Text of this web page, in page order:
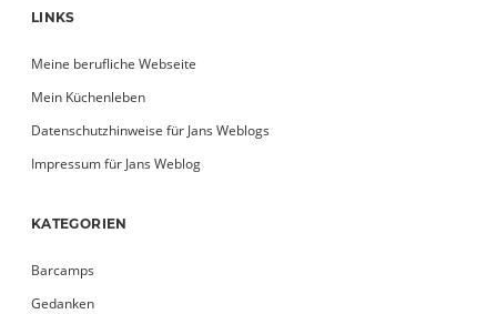
LINKS
Meine berufliche Webseite
Mein Küchenleben
Datenschutzhinweise für Jans Weblogs
Impressum für Jans Weblog
KATEGORIEN
Barcamps
Gedanken